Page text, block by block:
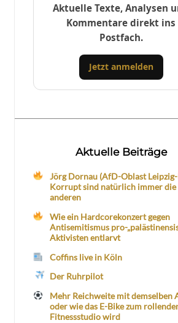
Aktuelle Texte, Analysen
Kommentare direkt ins
Postfach.
Jetzt anmelden
Aktuelle Beiträge
Jörg Dornau (AfD-Oblast
Korrupt sind natürlich immer die
anderen
Wie ein Hardcorekonzert gegen
Antisemitismus pro-
Aktivisten entlarvt
Coffins live in Köln
Der Ruhrpilot
Mehr Reichweite mit demselben
oder wie das E-Bike zum
Fitnessstudio wird